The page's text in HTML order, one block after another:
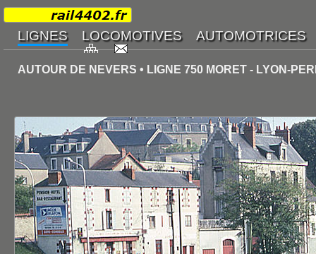
AUTOUR DE NEVERS • LIGNE 750 MORET - LYON-